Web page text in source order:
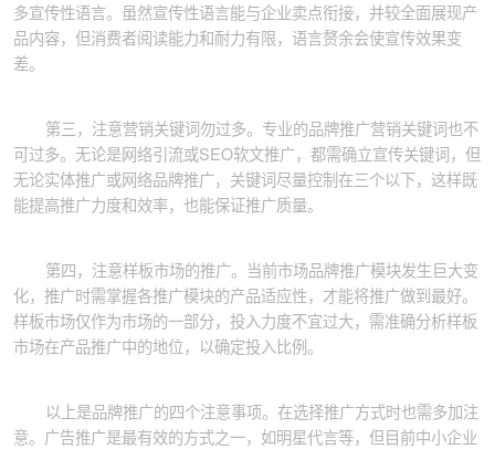
多宣传性语言。虽然宣传性语言能与企业卖点衔接，并较全面展现产
品内容，但消费者阅读能力和耐力有限，语言赘余会使宣传效果变
差。
第三，注意营销关键词勿过多。专业的品牌推广营销关键词也不
可过多。无论是网络引流或SEO软文推广，都需确立宣传关键词，但
无论实体推广或网络品牌推广，关键词尽量控制在三个以下，这样既
能提高推广力度和效率，也能保证推广质量。
第四，注意样板市场的推广。当前市场品牌推广模块发生巨大变
化，推广时需掌握各推广模块的产品适应性，才能将推广做到最好。
样板市场仅作为市场的一部分，投入力度不宜过大，需准确分析样板
市场在产品推广中的地位，以确定投入比例。
以上是品牌推广的四个注意事项。在选择推广方式时也需多加注
意。广告推广是最有效的方式之一，如明星代言等，但目前中小企业